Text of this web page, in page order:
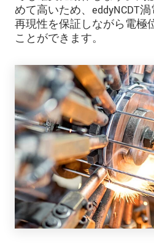
めて高いため、eddyNCDT
再現性を保証しながら電極
ことができます。